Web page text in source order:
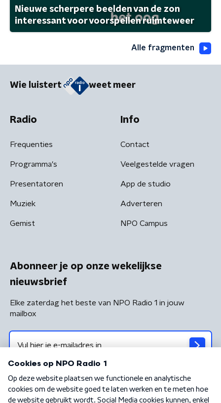
Nieuwe scherpere beelden van de zon
interessant voor voorspellen ruimteweer
Alle fragmenten
Wie luistert weet meer
Radio
Frequenties
Programma's
Presentatoren
Muziek
Gemist
Info
Contact
Veelgestelde vragen
App de studio
Adverteren
NPO Campus
Abonneer je op onze wekelijkse
nieuwsbrief
Elke zaterdag het beste van NPO Radio 1 in jouw
mailbox